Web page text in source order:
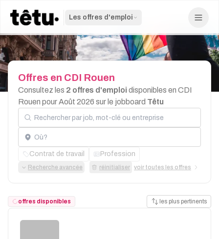
Les offres d'emploi
Offres en CDI Rouen
Consultez les 2 offres d'emploi disponibles en CDI
Rouen pour Août 2026 sur le jobboard Têtu
Rechercher par job, mot-clé ou entreprise
Localisation
Contrat de travail Profession
Recherche avancée réinitialiser voir toutes les offres
offres disponibles les plus pertinents